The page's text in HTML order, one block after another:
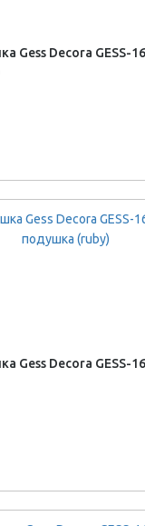
Gess Decora GESS-
Gess Decora GESS-